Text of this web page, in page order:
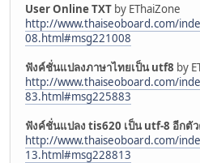
User Online TXT by EThaiZone
http://www.thaiseoboard.com/
08.html#msg221008
ฟังค์ชั่นแปลงภาษาไทยเป็น utf8 by
http://www.thaiseoboard.com/
83.html#msg225883
ฟังค์ชั่นแปลง tis620 เป็น utf-8 อีกตั
http://www.thaiseoboard.com/
13.html#msg228813